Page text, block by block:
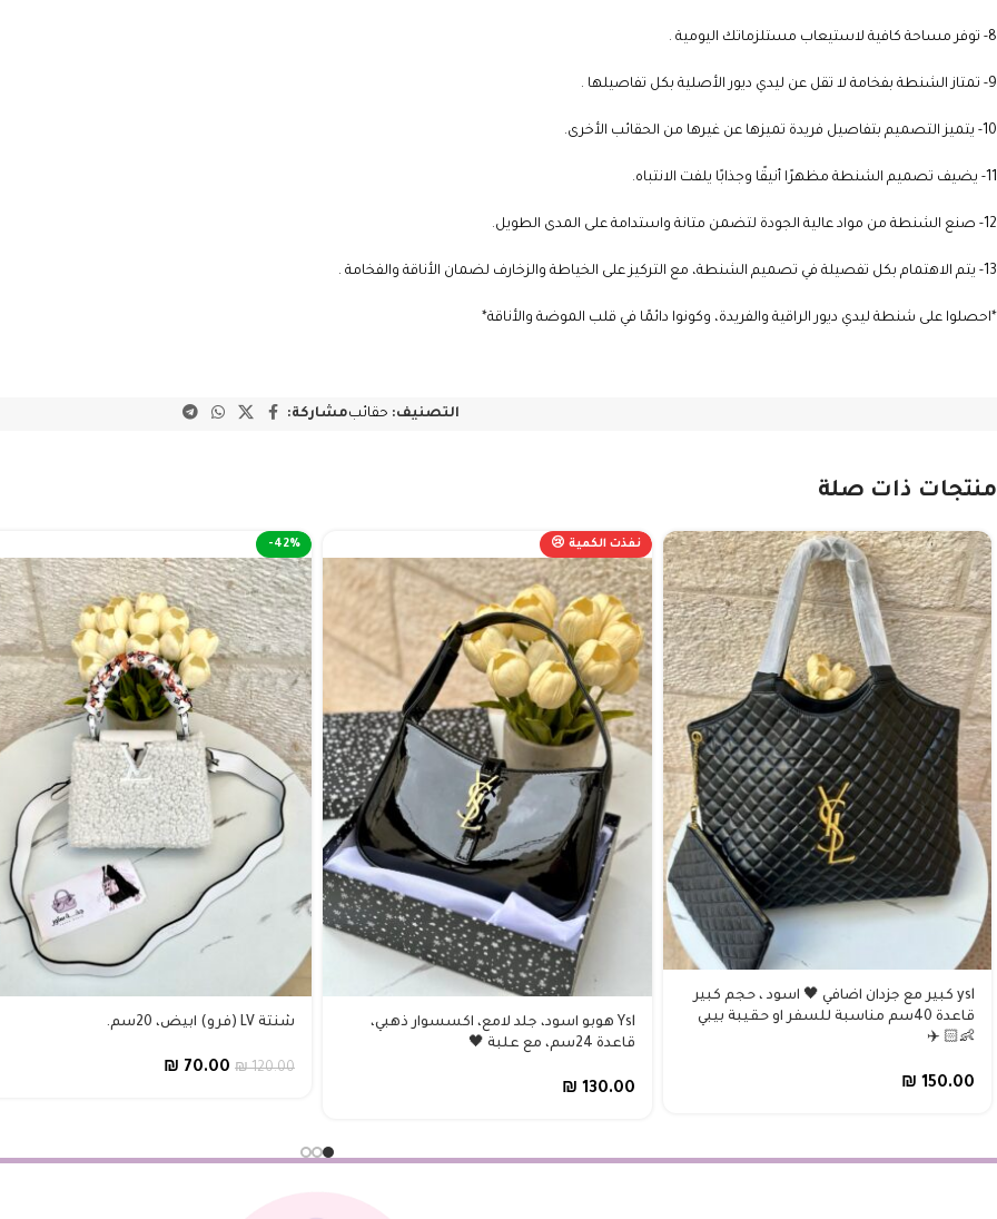
8- توفر مساحة كافية لاستيعاب مستلزماتك اليومية .
9- تمتاز الشنطة بفخامة لا تقل عن ليدي ديور الأصلية بكل تفاصيلها .
10- يتميز التصميم بتفاصيل فريدة تميزها عن غيرها من الحقائب الأخرى.
11- يضيف تصميم الشنطة مظهرًا أنيقًا وجذابًا يلفت الانتباه.
12- صنع الشنطة من مواد عالية الجودة لتضمن متانة واستدامة على المدى الطويل.
13- يتم الاهتمام بكل تفصيلة في تصميم الشنطة، مع التركيز على الخياطة والزخارف لضمان الأناقة والفخامة .
*احصلوا على شنطة ليدي ديور الراقية والفريدة، وكونوا دائمًا في قلب الموضة والأناقة*
التصنيف: حقائبمشاركة:
منتجات ذات صلة
ysl كبير مع جزدان اضافي 🖤 اسود ، حجم كبير
قاعدة 40سم مناسبة للسفر او حقيبة بيبي
👶🏻 ✈️
₪ 150.00
نفذت الكمية 😢
Ysl هوبو اسود، جلد لامع، اكسسوار ذهبي،
قاعدة 24سم، مع علبة 🖤
₪ 130.00
-42%
شنتة LV (فرو) ابيض، 20سم.
₪120.00
₪ 70.00